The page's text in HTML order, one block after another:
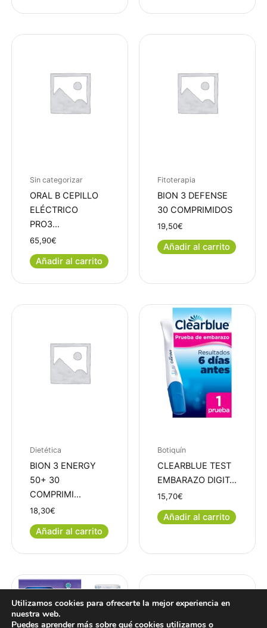
Sin categorizar
ORAL B CEPILLO
ELÉCTRICO
PRO3…
65,90€
Añadir al carrito
Fitoterapia
BION 3 DEFENSE
30 COMPRIMIDOS
19,50€
Añadir al carrito
Dietética
BION 3 ENERGY
50+ 30
COMPRIMI…
18,30€
Añadir al carrito
Botiquín
CLEARBLUE TEST
EMBARAZO DIGIT…
15,70€
Añadir al carrito
Utilizamos cookies para ofrecerte la mejor experiencia en
nuestra web.
Puedes aprender más sobre qué cookies utilizamos o